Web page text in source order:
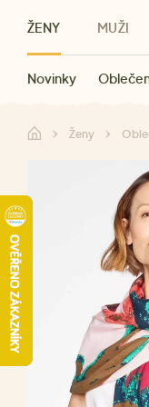
ŽENY
Novinky
MUŽI
Novinky
Kategorie
Pro ženy Pro
Slevy ženy
Ženy